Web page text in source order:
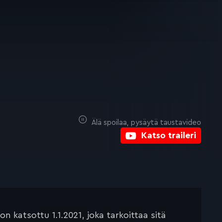
Katso traileri
Älä spoilaa, pysäytä taustavideo
katsottu 1.1.2021, joka tarkoittaa sitä